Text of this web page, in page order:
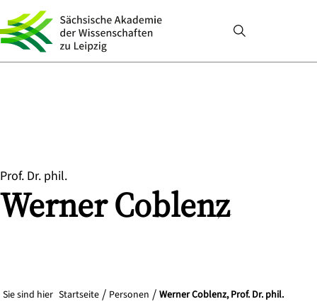
Prof. Dr. phil.
WernerCoblenz
Sie sind hier Startseite Personen Werner Coblenz, Prof. Dr. phil.